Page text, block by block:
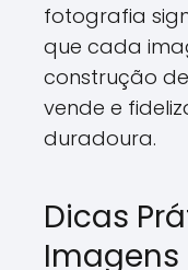
fotografia
que cada
construção
vende e
duradoura.
Dicas